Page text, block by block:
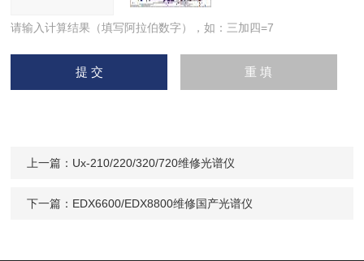
请输入计算结果（填写阿拉伯数字），如：三加四=7
上一篇： Ux-210/220/320/720维修光谱仪
下一篇： EDX6600/EDX8800维修国产光谱仪